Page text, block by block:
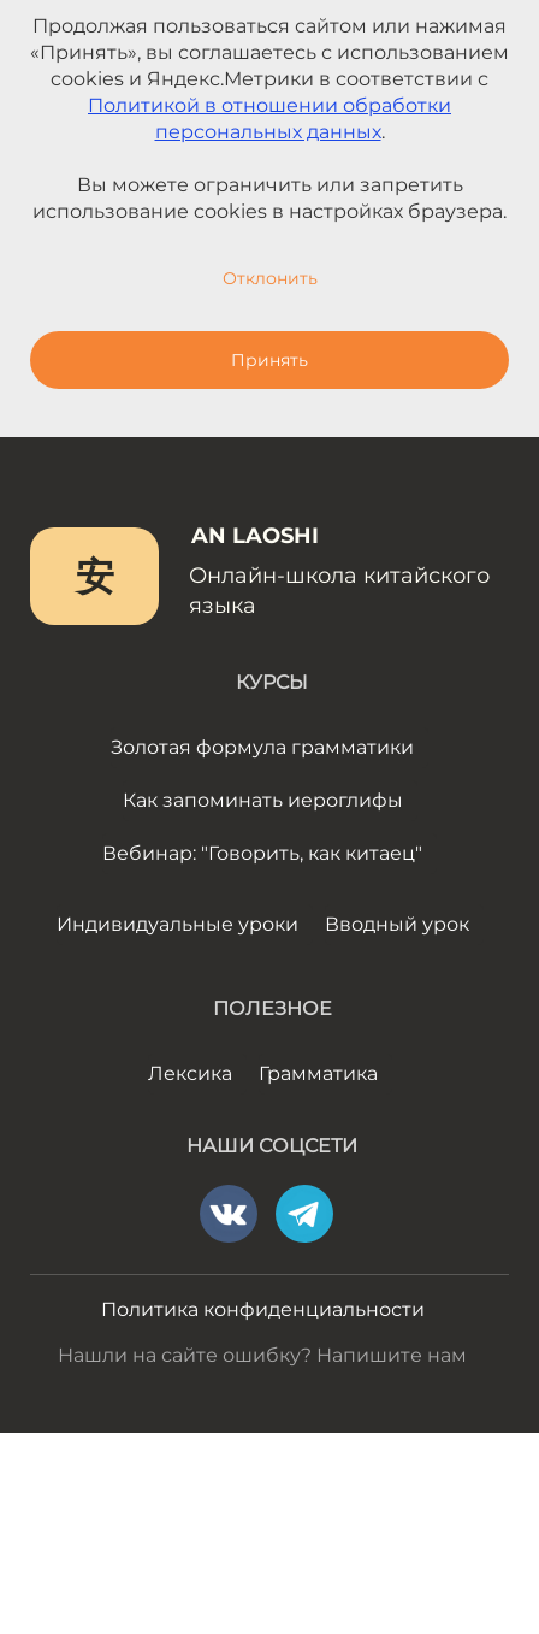
Продолжая пользоваться сайтом или нажимая
«Принять», вы соглашаетесь с использованием
cookies и Яндекс.Метрики в соответствии с
Политикой в отношении обработки
персональных данных.
Вы можете ограничить или запретить
использование cookies в настройках браузера.
Отклонить
Принять
安
AN LAOSHI
Онлайн-школа китайского
языка
КУРСЫ
Золотая формула грамматики
Как запоминать иероглифы
Вебинар: "Говорить, как китаец"
Индивидуальные уроки Вводный урок
ПОЛЕЗНОЕ
Лексика Грамматика
НАШИ СОЦСЕТИ
Политика конфиденциальности
Нашли на сайте ошибку? Напишите нам